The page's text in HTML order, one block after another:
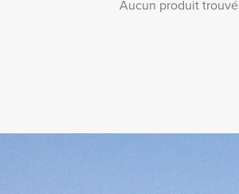
Aucun produit trouvé